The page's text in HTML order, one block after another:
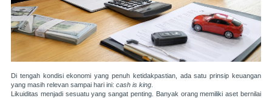
Di tengah kondisi ekonomi yang penuh ketidakpastian, ada satu prinsip keuangan
yang masih relevan sampai hari ini: cash is king
Likuiditas menjadi sesuatu yang sangat penting. Banyak orang memiliki aset bernilai